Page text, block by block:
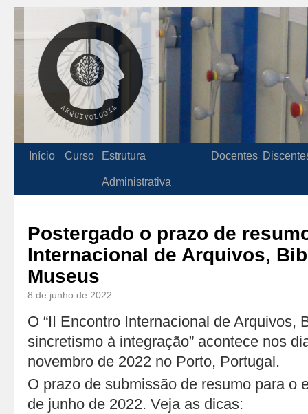
Início Curso Estrutura
Administrativa
Docentes
Postergado o prazo de
Internacional de Arquivos,
Museus
8 de junho de 2022
O “II Encontro Internacional de Arquivos,
sincretismo à integração” acontece nos
novembro de 2022 no Porto, Portugal.
O prazo de submissão de resumo para o
de junho de 2022. Veja as dicas: